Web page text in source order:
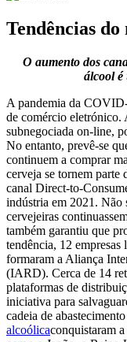
Tendências
O aumento dos
álcool é
A pandemia da
de comércio eletrónico.
subnegociada on-line,
No entanto, prevê-se
continuem a comprar
cerveja se tornem parte
canal Direct-to-
indústria em 2021. Não
cervejeiras
também garantiu que
tendência, 12 empresas
formaram a Aliança
(IARD). Cerca de 14
plataformas de
iniciativa para
cadeia de
alcoólicaconquistaram